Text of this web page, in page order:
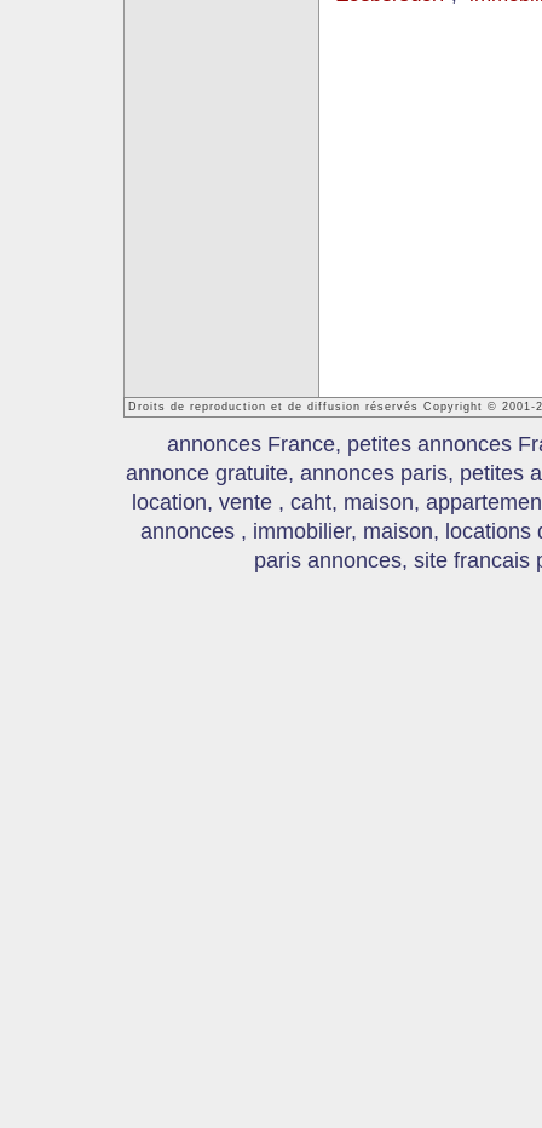
Droits de reproduction et de diffusion réservés Copyright © 2001-
annonces France, petites annonces
annonce gratuite, annonces paris, petites
location, vente , caht, maison,
annonces , immobilier, maison,
paris annonces, site francais